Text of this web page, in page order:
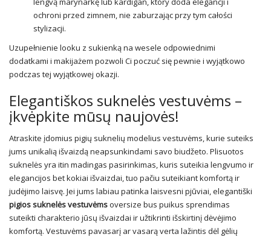
ochroni przed zimnem, nie zaburzając przy tym całości
stylizacji.
Uzupełnienie looku z sukienką na wesele odpowiednimi
dodatkami i makijażem pozwoli Ci poczuć się pewnie i wyjątkowo
podczas tej wyjątkowej okazji.
Elegantiškos suknelės vestuvėms –
įkvėpkite mūsų naujovės!
Atraskite įdomius pigių suknelių modelius vestuvėms, kurie suteiks
jums unikalią išvaizdą neapsunkindami savo biudžeto. Plisuotos
suknelės yra itin madingas pasirinkimas, kuris suteikia lengvumo ir
elegancijos bet kokiai išvaizdai, tuo pačiu suteikiant komfortą ir
judėjimo laisvę. Jei jums labiau patinka laisvesni pjūviai, elegantiški
pigios suknelės vestuvėmsoversize bus puikus sprendimas
suteikti charakterio jūsų išvaizdai ir užtikrinti išskirtinį dėvėjimo
komfortą. Vestuvėms pavasarį ar vasarą verta lažintis dėl gėlių